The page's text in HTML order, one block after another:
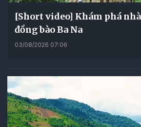
[Short video] Khám phá
đồng bào Ba Na
03/08/2026 07:06